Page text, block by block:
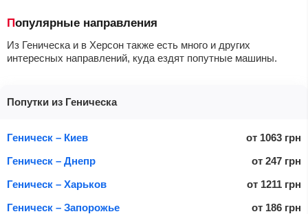
Популярные направления
Из Геническа и в Херсон также есть много и других
интересных направлений, куда ездят попутные машины.
Попутки из Геническа
Геническ – Киев от 1063 грн
Геническ – Днепр
от 247 грн
Геническ – Харьков
от 1211 грн
Геническ – Запорожье
от 186 грн